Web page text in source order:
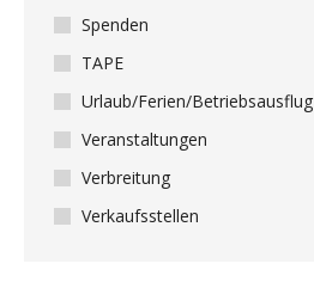
Spenden
TAPE
Urlaub/Ferien/Betriebsausflug
Veranstaltungen
Verbreitung
Verkaufsstellen